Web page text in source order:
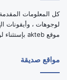
لوجوهات ، وأيقونات
موقع akteb بإستثناء لوجو وأيقون akteb.
مواقع صديقة